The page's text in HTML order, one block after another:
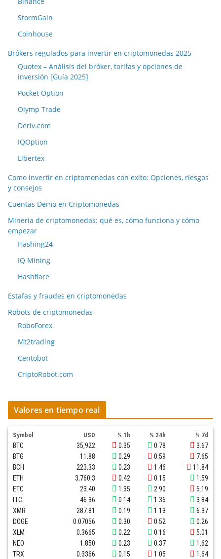
StormGain
Coinhouse
Brókers regulados para invertir en criptomonedas 2025
Quotex – Análisis del bróker, tarifas y opciones de
inversión [Guía 2025]
Pocket Option
Olymp Trade
Deriv.com
IQOption
Libertex
Como invertir en criptomonedas con exito: Opciones, riesgos
y consejos
Cuentas Demo en Criptomonedas
Minería de criptomonedas: qué es, cómo funciona y cómo
empezar
Hashing24
IQ Mining
Hashflare
Estafas y fraudes en criptomonedas
Robots de criptomonedas
RoboForex
Mt2trading
Centobot
CriptoRobot.com
Valores en tiempo real
Symbol USD % 1h % 24h % 7d
BTC 35,922 0.35 0.78
3.67
BTG
11.88 0.29 0.59
7.65
BCH
223.33 0.23 1.46
11.84
ETH
3,760.3 0.42 0.15
1.59
ETC
23.40 1.35 2.90
5.19
LTC
46.36 0.14 1.36
3.84
XMR
287.81 0.19 1.13
6.37
DOGE
0.07056 0.30 0.52
0.26
XLM
0.3665 0.22 0.16
5.01
NEO
1.850 0.23 0.37
1.62
TRX
0.3366 0.15 1.05
1.64